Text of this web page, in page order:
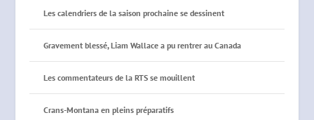
Les calendriers de la saison prochaine se dessinent
Gravement blessé, Liam Wallace a pu rentrer au Canada
Les commentateurs de la RTS se mouillent
Crans-Montana en pleins préparatifs